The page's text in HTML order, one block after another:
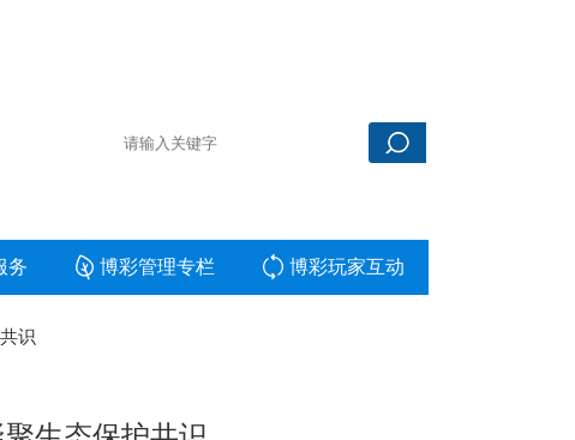
务 博彩管理专栏 博彩玩家互动
识